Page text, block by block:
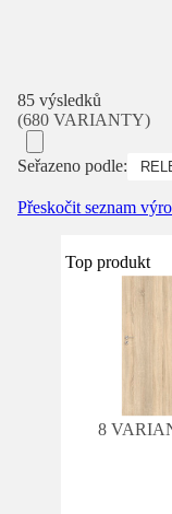
85 výsledků
(680 VARIANTY)
Seřazeno podle:
Přeskočit seznam
Top produkt
8